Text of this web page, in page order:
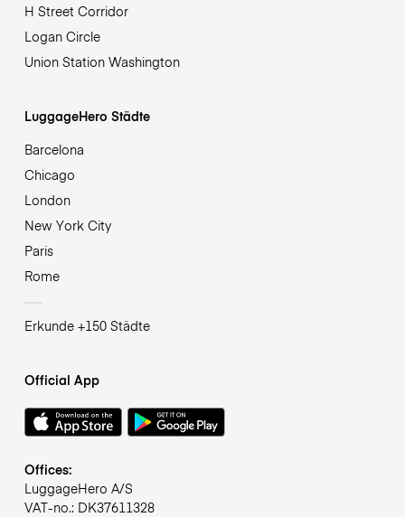
H Street Corridor
Logan Circle
Union Station Washington
LuggageHero Städte
Barcelona
Chicago
London
New York City
Paris
Rome
Erkunde +150 Städte
Official App
Offices:
LuggageHero A/S
VAT-no.: DK37611328